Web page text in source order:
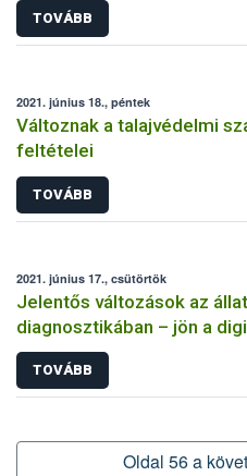
TOVÁBB
2021. június 18., péntek
Változnak a talajvédelmi
feltételei
TOVÁBB
2021. június 17., csütörtök
Jelentős változások az
diagnosztikában – jön a
TOVÁBB
Oldal 56 a